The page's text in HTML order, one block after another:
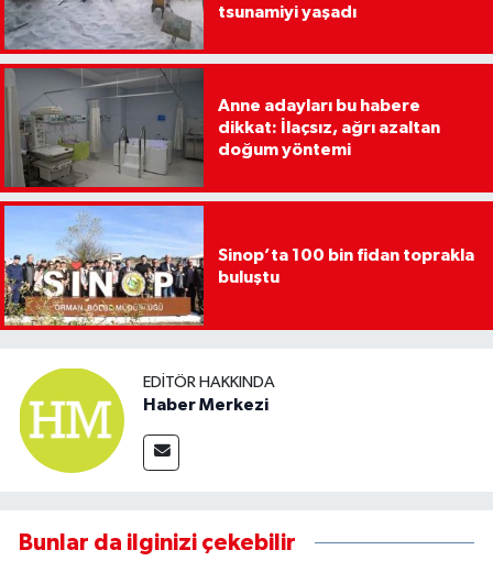
tsunamiyi yaşadı
Anne adayları bu habere
dikkat: İlaçsız, ağrı azaltan
doğum yöntemi
Sinop’ta 100 bin fidan toprakla
buluştu
EDITÖR HAKKINDA
Haber Merkezi
Bunlar da ilginizi çekebilir